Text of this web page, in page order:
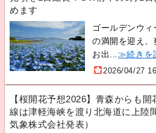
めます
ゴールデンウ
の満開を迎え
お出... ≫続きを
2026/04/27
【桜開花予想2026】青森からも
線は津軽海峡を渡り北海道に上陸
気象株式会社発表）